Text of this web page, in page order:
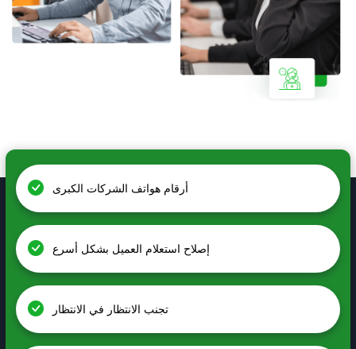
أرقام هواتف الشركات الكبرى
إصلاح استعلام العميل بشكل أسرع
تجنب الانتظار في الانتظار